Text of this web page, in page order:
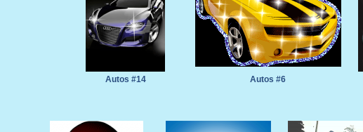
Autos #14 Autos #6